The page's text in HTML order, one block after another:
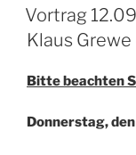
AM
Vortrag
Klaus
Bitte beachten
Donnerstag,